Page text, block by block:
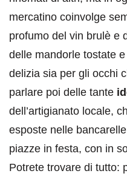
mercatino coinvolge
profumo del vin brulè e
delle mandorle tostate
delizia sia per gli occhi
parlare poi delle tante
dell’artigianato locale,
esposte nelle
piazze in festa, con in
Potrete trovare di tutto: